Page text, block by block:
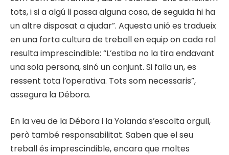
tots, i si a algú li passa alguna cosa, de seguida hi ha
un altre disposat a ajudar”. Aquesta unió es tradueix
en una forta cultura de treball en equip on cada rol
resulta imprescindible: “L’estiba no la tira endavant
una sola persona, sinó un conjunt. Si falla un, es
ressent tota l’operativa. Tots som necessaris”,
assegura la Débora.
En la veu de la Débora i la Yolanda s’escolta orgull,
però també responsabilitat. Saben que el seu
treball és imprescindible, encara que moltes